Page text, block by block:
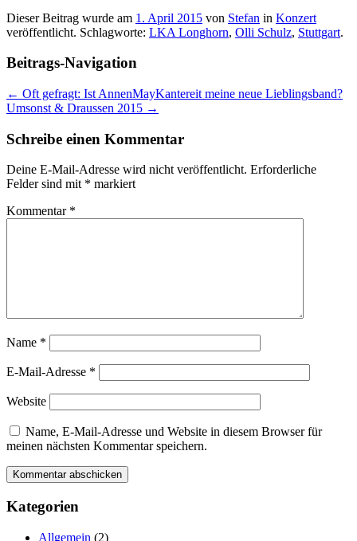
Dieser Beitrag wurde am 1. April 2015 von Stefan in Konzert
veröffentlicht. Schlagworte: LKA Longhorn, Olli Schulz, Stuttgart.
Beitrags-Navigation
← Oft gefragt: Ist AnnenMayKantereit meine neue Lieblingsband?
Umsonst & Draussen 2015 →
Schreibe einen Kommentar
Deine E-Mail-Adresse wird nicht veröffentlicht. Erforderliche
Felder sind mit * markiert
Kommentar *
Name *
E-Mail-Adresse *
Website
Name, E-Mail-Adresse und Website in diesem Browser für
meinen nächsten Kommentar speichern.
Kategorien
Allgemein (2)